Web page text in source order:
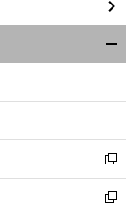
い
ウ
ィ
ン
ウ
開
く
新
し
い
新